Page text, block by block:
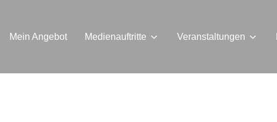
Mein Angebot Medienauftritte Veranstaltungen